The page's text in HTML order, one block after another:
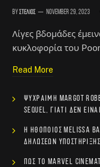
ByΣτέλιος November 29, 2023
Λίγες βδομάδες
κυκλοφορία του
Read More
Ψύχραιμη Margot
sequel, γιατί δεν
Η ηθοποιός Melissa
δηλώσεων
Πώς το Marvel